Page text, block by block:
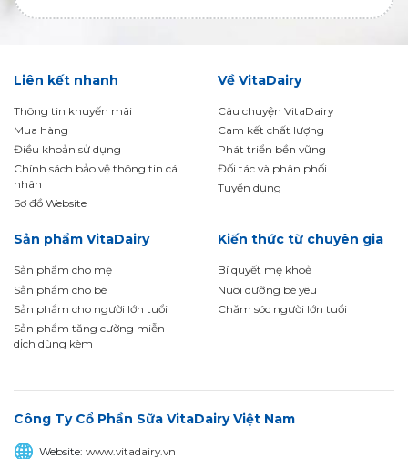
Liên kết nhanh
Thông tin khuyến mãi
Mua hàng
Điều khoản sử dụng
Chính sách bảo vệ thông tin cá
nhân
Sơ đồ Website
Về VitaDairy
Câu chuyện VitaDairy
Cam kết chất lượng
Phát triển bền vững
Đối tác và phân phối
Tuyển dụng
Sản phẩm VitaDairy
Sản phẩm cho mẹ
Sản phẩm cho bé
Sản phẩm cho người lớn tuổi
Sản phẩm tăng cường miễn
dịch dùng kèm
Kiến thức từ chuyên gia
Bí quyết mẹ khoẻ
Nuôi dưỡng bé yêu
Chăm sóc người lớn tuổi
Công Ty Cổ Phần Sữa VitaDairy Việt Nam
Website:www.vitadairy.vn